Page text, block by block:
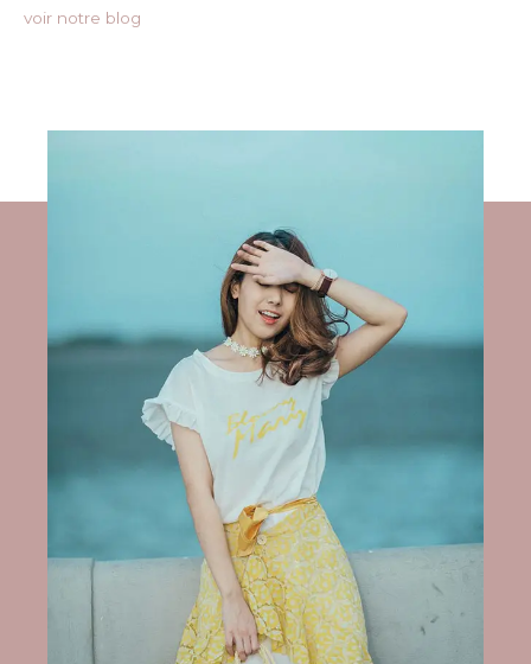
voir notre blog